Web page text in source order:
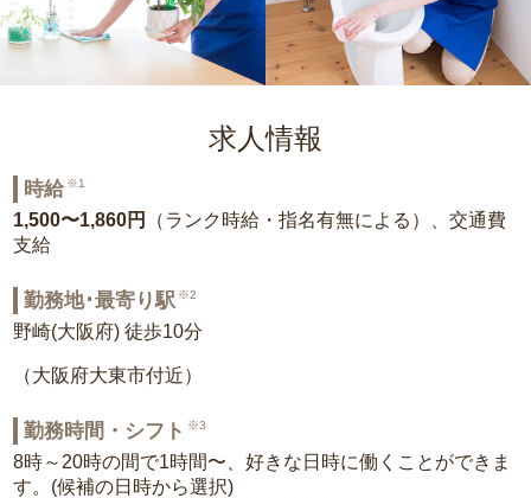
求人情報
時給 ※1
1,500〜1,860円
（ランク時給・指名有無による）、交通費
支給
勤務地･最寄り駅 ※2
野崎(大阪府) 徒歩10分
（大阪府大東市付近）
勤務時間・シフト ※3
8時～20時の間で1時間〜、好きな日時に働くことができま
す。(候補の日時から選択)